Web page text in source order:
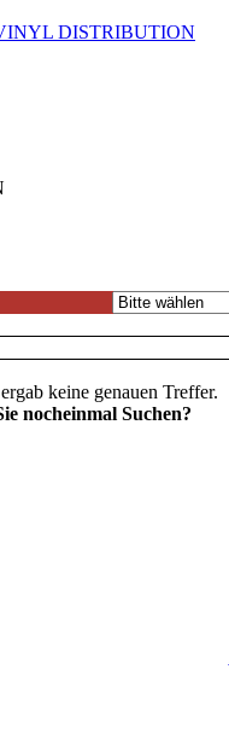
keine genauen Treffer.
nocheinmal Suchen?